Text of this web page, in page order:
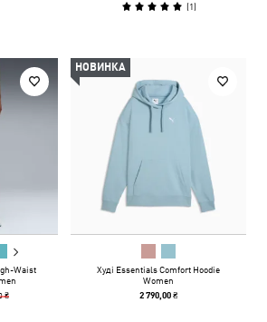
(1)
Waist
₴
НОВИНКА
Худі Essentials Comfort Hoodie
Women
2 790,00 ₴